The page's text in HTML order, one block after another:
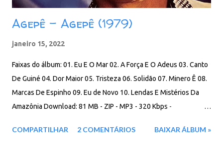
Agepê - Agepê (1979)
janeiro 15, 2022
Faixas do álbum: 01. Eu E O Mar 02. A Força E O Adeus 03. Canto
De Guiné 04. Dor Maior 05. Tristeza 06. Solidão 07. Minero Ê 08.
Marcas De Espinho 09. Eu de Novo 10. Lendas E Mistérios Da
Amazônia Download: 81 MB - ZIP - MP3 - 320 Kbps -
COMPARTILHAR 2 COMENTÁRIOS BAIXAR ÁLBUM »